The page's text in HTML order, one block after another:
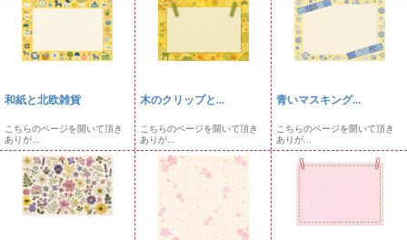
和紙と北欧雑貨
こちらのページを開いて頂き
ありが...
木のクリップと...
こちらのページを開いて頂き
ありが...
青いマスキング...
こちらのページを開いて頂き
ありが...